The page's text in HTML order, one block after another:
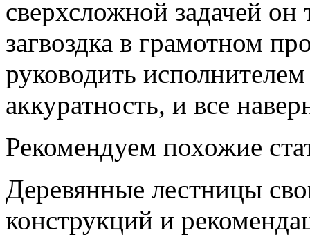
сверхсложной задачей он
загвоздка в грамотном
руководить
аккуратность, и все
Рекомендуем похожие
Деревянные лестницы
конструкций и